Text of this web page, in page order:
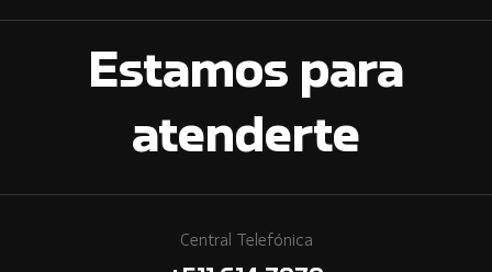
Estamos para
atenderte
Central Telefónica